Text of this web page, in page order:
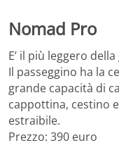
Nomad Pro
E’ il più leggero
Il passeggino ha la
grande capacità di
cappottina, cestino
estraibile.
Prezzo: 390 euro